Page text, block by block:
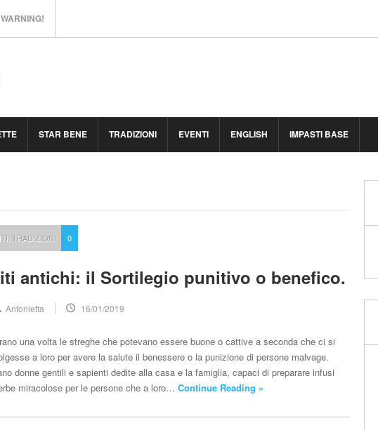
WARNING!
STAR BENE TRADIZIONI EVENTI ENGLISH IMPASTI BASE
,TRADIZIONI 0
antichi: il Sortilegio punitivo o benefico.
Antonietta 16/01/2019
una volta le streghe che potevano essere buone o cattive a seconda che ci si
a loro per avere la salute il benessere o la punizione di persone malvage.
donne gentili e sapienti dedite alla casa e la famiglia, capaci di preparare infusi
miracolose per le persone che a loro…Continue Reading »